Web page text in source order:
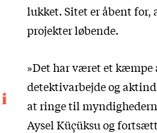
lukket. Sitet er åbent for,
projekter løbende.
»Det har været et kæmpe
detektivarbejde og
at ringe til
Aysel Küçüksu og